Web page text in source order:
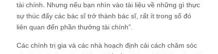
tài chính. Nhưng nếu bạn nhìn vào tài liệu về những gì thực
sự thúc đẩy các bác sĩ trở thành bác sĩ, rất ít trong số đó
liên quan đến phần thưởng tài chính”.
Các chính trị gia và các nhà hoạch định cải cách chăm sóc